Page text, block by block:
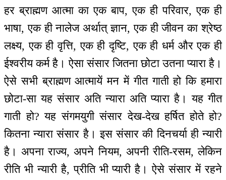
हर ब्राह्मण आत्मा का एक बाप, एक ही परिवार, एक ही
भाषा, एक ही नालेज अर्थात् ज्ञान, एक ही जीवन का श्रेष्ठ
लक्ष्य, एक ही वृत्ति, एक ही दृष्टि, एक ही धर्म और एक ही
ईश्वरीय कर्म है। ऐसा संसार जितना छोटा उतना प्यारा है।
ऐसे सभी ब्राह्मण आत्मायें मन में गीत गाती हो कि हमारा
छोटा-सा यह संसार अति न्यारा अति प्यारा है। यह गीत
गाती हो? यह संगमयुगी संसार देख-देख हर्षित होते हो?
कितना न्यारा संसार है। इस संसार की दिनचर्या ही न्यारी
है। अपना राज्य, अपने नियम, अपनी रीति-रसम, लेकिन
रीति भी न्यारी है, प्रीति भी प्यारी है। ऐसे संसार में रहने